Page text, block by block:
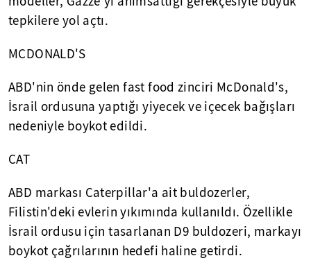
tepkilere yol açtı.
MCDONALD'S
ABD'nin önde gelen fast food zinciri McDonald's,
İsrail ordusuna yaptığı yiyecek ve içecek bağışları
nedeniyle boykot edildi.
CAT
ABD markası Caterpillar'a ait buldozerler,
Filistin'deki evlerin yıkımında kullanıldı. Özellikle
İsrail ordusu için tasarlanan D9 buldozeri, markayı
boykot çağrılarının hedefi haline getirdi.